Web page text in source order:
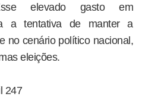
elevado gasto em
a tentativa de manter a
no cenário político nacional,
eleições.
247